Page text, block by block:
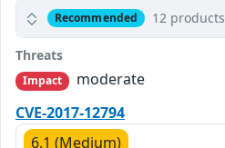
Recommended 12 products
Threats
Impact
moderate
CVE-2017-12794
6.1 (Medium)